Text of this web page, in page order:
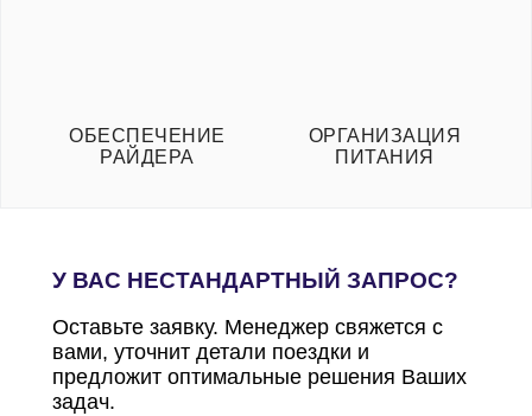
ОБЕСПЕЧЕНИЕ
РАЙДЕРА
ОРГАНИЗАЦИЯ
ПИТАНИЯ
У ВАС НЕСТАНДАРТНЫЙ ЗАПРОС?
Оставьте заявку. Менеджер свяжется с
вами, уточнит детали поездки и
предложит оптимальные решения Ваших
задач.